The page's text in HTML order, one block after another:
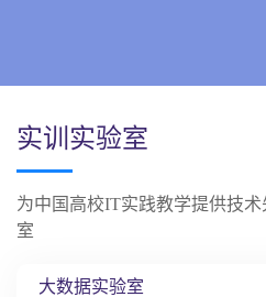
实训实验室
为中国高校IT实践教学提供技术
室
大数据实验室